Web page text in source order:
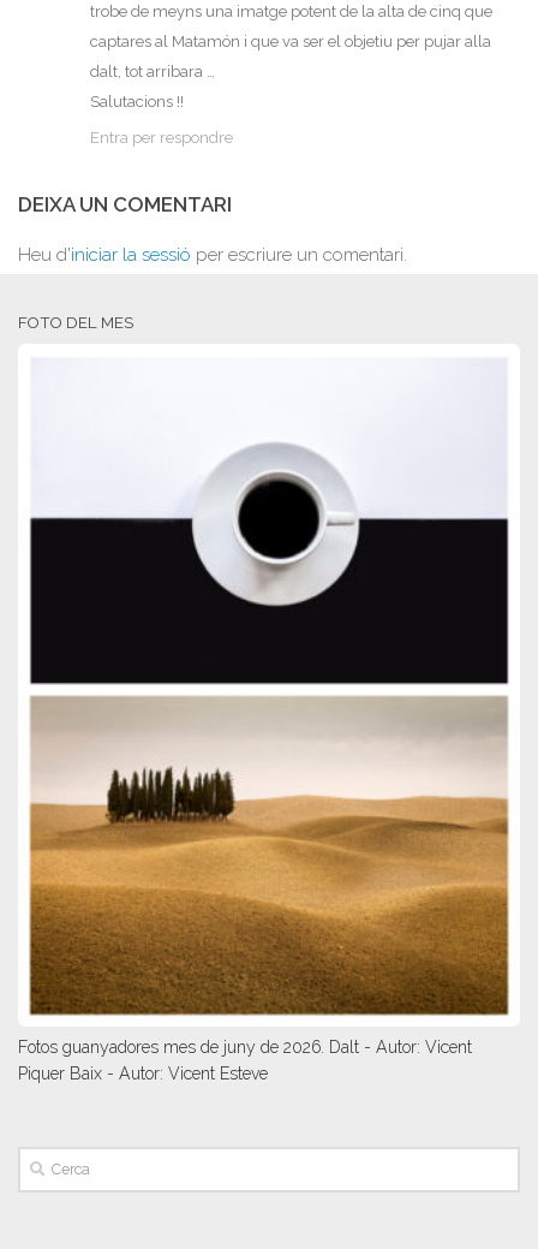
trobe de meyns una imatge potent de la alta de cinq que
captares al Matamón i que va ser el objetiu per pujar alla
dalt, tot arribara …
Salutacions !!
Entra per respondre
DEIXA UN COMENTARI
Heu d'iniciar la sessió per escriure un comentari.
FOTO DEL MES
Fotos guanyadores mes de juny de 2026. Dalt - Autor: Vicent
Piquer Baix - Autor: Vicent Esteve